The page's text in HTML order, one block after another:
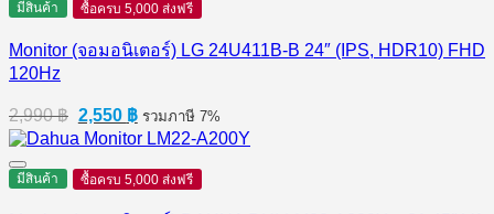
มีสินค้า ซื้อครบ 5,000 ส่งฟรี
Monitor (จอมอนิเตอร์) LG 24U411B-B 24″ (IPS, HDR10) FHD
120Hz
2,990฿ Original
price
was:
2,990 ฿.
2,550 ฿Current
price
is:
2,550 ฿.
รวมภาษี 7%
มีสินค้า ซื้อครบ 5,000 ส่งฟรี